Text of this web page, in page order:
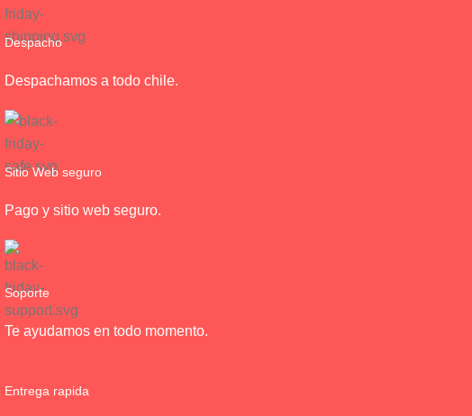
Despacho
Despachamos a todo chile.
Sitio Web seguro
Pago y sitio web seguro.
Soporte
Te ayudamos en todo momento.
Entrega rapida